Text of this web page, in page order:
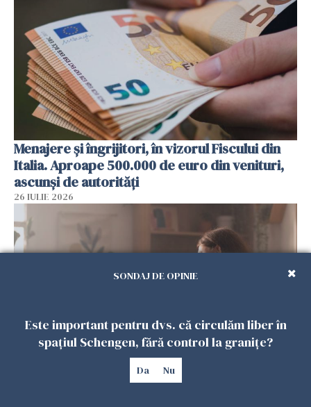
Menajere și îngrijitori, în vizorul Fiscului din
Italia. Aproape 500.000 de euro din venituri,
ascunși de autorități
26 IULIE 2026
Vrei să te muți în SUA? Un studiu Harvard
arată ce se întâmplă cu sănătatea multor
SONDAJ DE OPINIE
Este important pentru dvs. că circulăm liber în
spațiul Schengen, fără control la granițe?
Da Nu